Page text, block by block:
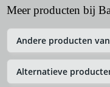
Meer producten bij
Andere producten
Alternatieve